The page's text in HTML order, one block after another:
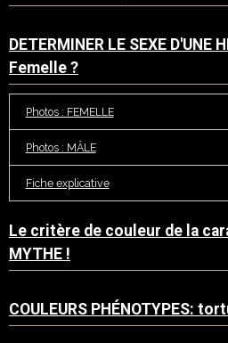
DETERMINER LE SEXE D'UNE
Femelle ?
Photos : FEMELLE
Photos : MÂLE
Fiche explicative
Le critère de couleur de la
MYTHE !
COULEURS PHÉNOTYPES: